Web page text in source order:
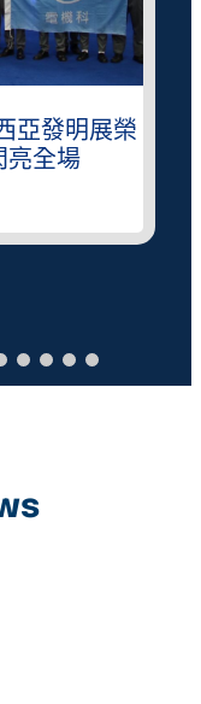
亞發明展榮
亮全場